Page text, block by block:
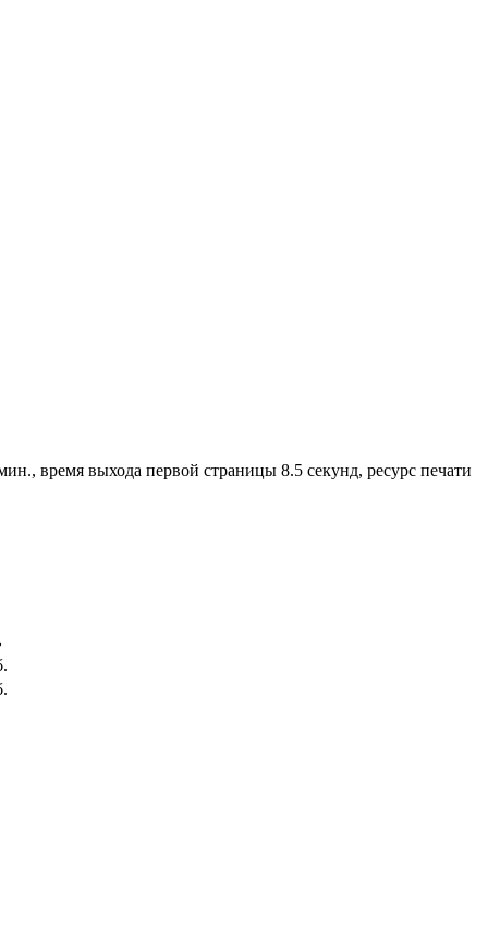
время выхода первой страницы 8.5 секунд, ресурс печати